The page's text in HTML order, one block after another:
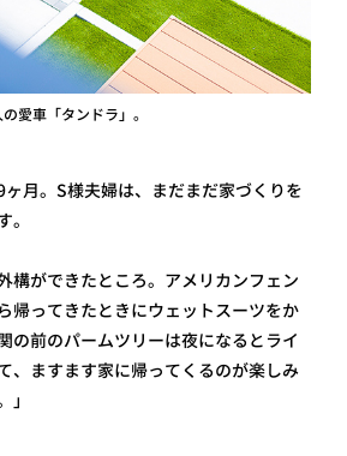
愛車「タンドラ」。
月。S様夫婦は、まだまだ家づくりを
構ができたところ。アメリカンフェン
帰ってきたときにウェットスーツをか
の前のパームツリーは夜になるとライ
、ますます家に帰ってくるのが楽しみ